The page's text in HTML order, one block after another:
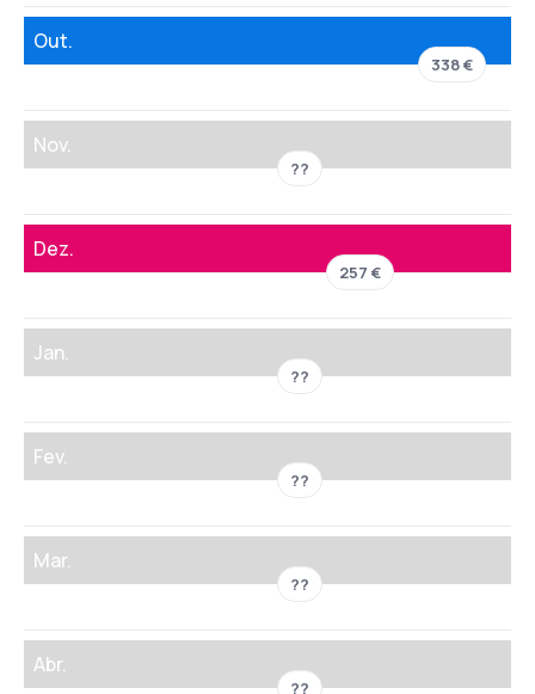
Out.
338 €
Nov.
??
Dez.
257 €
Jan.
??
Fev.
??
Mar.
??
Abr.
??